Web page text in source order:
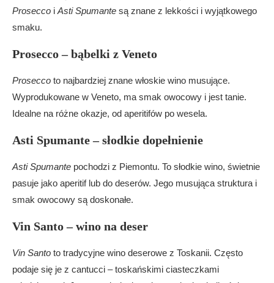
Prosecco i Asti Spumante są znane z lekkości i wyjątkowego
smaku.
Prosecco – bąbelki z Veneto
Prosecco to najbardziej znane włoskie wino musujące.
Wyprodukowane w Veneto, ma smak owocowy i jest tanie.
Idealne na różne okazje, od aperitifów po wesela.
Asti Spumante – słodkie dopełnienie
Asti Spumante pochodzi z Piemontu. To słodkie wino, świetnie
pasuje jako aperitif lub do deserów. Jego musująca struktura i
smak owocowy są doskonałe.
Vin Santo – wino na deser
Vin Santo to tradycyjne wino deserowe z Toskanii. Często
podaje się je z cantucci – toskańskimi ciasteczkami